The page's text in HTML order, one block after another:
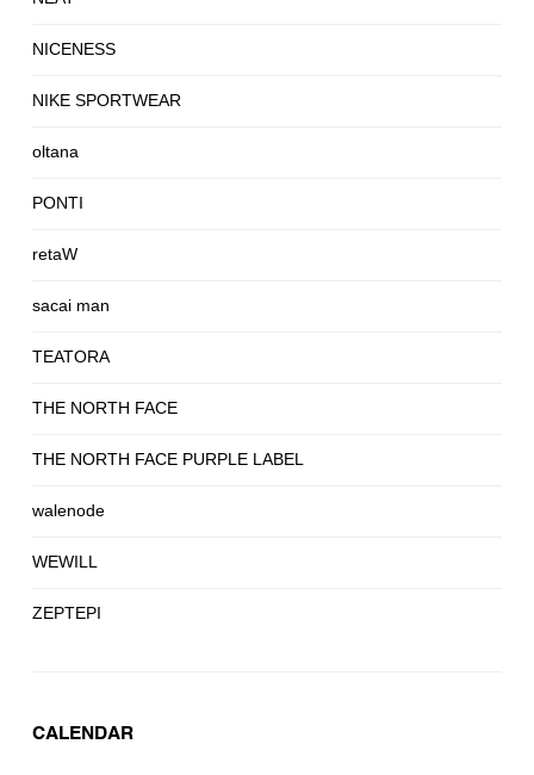
NICENESS
NIKE SPORTWEAR
oltana
PONTI
retaW
sacai man
TEATORA
THE NORTH FACE
THE NORTH FACE PURPLE LABEL
walenode
WEWILL
ZEPTEPI
CALENDAR